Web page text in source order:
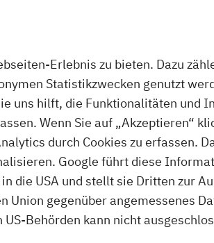
Erlebnis zu bieten. Dazu
Statistikzwecken genutzt
uns hilft, die Funktionalitäten und
Wenn Sie auf „Akzeptieren“
durch Cookies zu erfassen.
Google führt diese
die USA und stellt sie Dritten zur
Union gegenüber angemessenes
Behörden kann nicht